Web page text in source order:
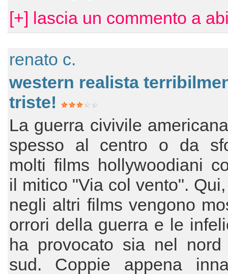
[+] lascia un commento a
renato c.
western realista
triste!
La guerra civivile
spesso al centro o da
molti films hollywoodiani
il mitico "Via col vento".
negli altri films vengono
orrori della guerra e le
ha provocato sia nel
sud. Coppie appena